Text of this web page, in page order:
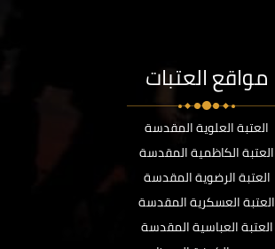
مواقع العتبات
العتبة العلوية المقدسة
العتبة الكاظمية المقدسة
العتبة الرضوية المقدسة
العتبة العسكرية المقدسة
العتبة العباسية المقدسة